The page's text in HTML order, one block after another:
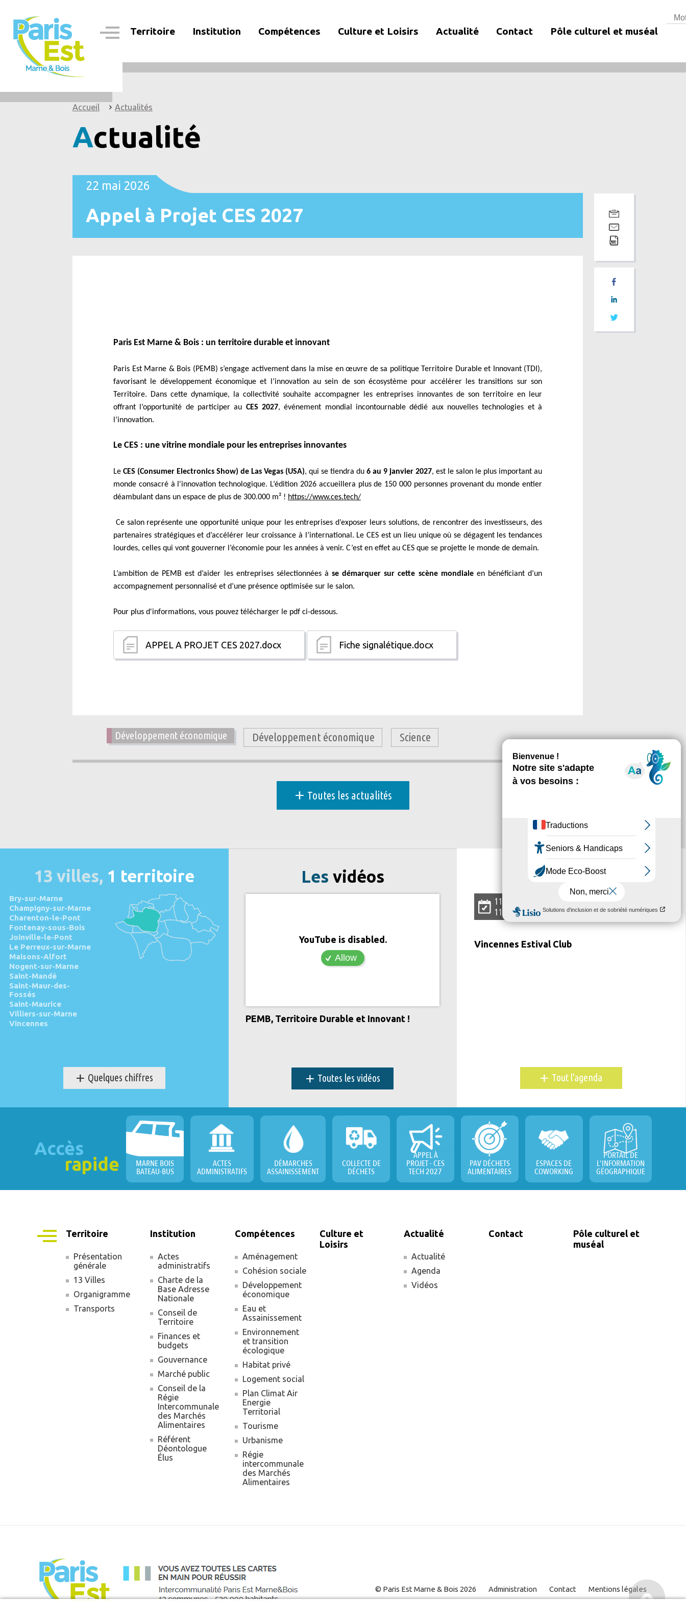
contenu
principal
Navigation
Territoire Institution Compétences Culture et Loisirs Actualité Contact Pôle culturel et muséal
Accueil Actualités
Actualité
22 mai 2026
Appel à Projet CES 2027
Paris Est Marne & Bois : un territoire durable et innovant
Paris Est Marne & Bois (PEMB) s’engage activement dans la mise en œuvre de sa politique Territoire Durable et Innovant (TDI),
favorisant le développement économique et l’innovation au sein de son écosystème pour accélérer les transitions sur son
Territoire. Dans cette dynamique, la collectivité souhaite accompagner les entreprises innovantes de son territoire en leur
offrant l’opportunité de participer au CES 2027, événement mondial incontournable dédié aux nouvelles technologies et à
l’innovation.
Le CES : une vitrine mondiale pour les entreprises innovantes
Le CES (Consumer Electronics Show) de Las Vegas (USA), qui se tiendra du 6 au 9 janvier 2027, est le salon le plus important au
monde consacré à l'innovation technologique. L’édition 2026 accueillera plus de 150 000 personnes provenant du monde entier
déambulant dans un espace de plus de 300.000 m² ! https://www.ces.tech/
Ce salon représente une opportunité unique pour les entreprises d’exposer leurs solutions, de rencontrer des investisseurs, des
partenaires stratégiques et d’accélérer leur croissance à l’international. Le CES est un lieu unique où se dégagent les tendances
lourdes, celles qui vont gouverner l’économie pour les années à venir. C’est en effet au CES que se projette le monde de demain.
L’ambition de PEMB est d’aider les entreprises sélectionnées àse démarquer sur cette scène mondialeen bénéficiant d’un
accompagnement personnalisé et d’une présence optimisée sur le salon.
Pour plus d'informations, vous pouvez télécharger le pdf ci-dessous.
APPEL A PROJET CES 2027.docx Fiche signalétique.docx
Développement économique Développement économique Science
+ Toutes les actualités
13 villes, 1 territoire
Bry-sur-Marne
Champigny-sur-Marne
Charenton-le-Pont
Fontenay-sous-Bois
Joinville-le-Pont
Le Perreux-sur-Marne
Maisons-Alfort
Nogent-sur-Marne
Saint-Mandé
Saint-Maur-des-
Fossés
Saint-Maurice
Villiers-sur-Marne
Vincennes
+ Quelques chiffres
Les vidéos
YouTube is disabled.
Allow
PEMB, Territoire Durable et Innovant !
+ Toutes les vidéos
L' agenda
11 07 2026
11 07 2026
Vincennes Estival Club
+ Tout l'agenda
Accès
rapide MARNE BOIS
BATEAU-BUS
ACTES
ADMINISTRATIFS
DÉMARCHES
ASSAINISSEMENT
COLLECTE DE
DÉCHETS
APPEL À
PROJET - CES
TECH 2027
PAV DÉCHETS
ALIMENTAIRES
ESPACES DE
COWORKING
PORTAIL DE
L'INFORMATION
GÉOGRAPHIQUE
Navigation
principale
Territoire
Présentation
générale
13 Villes
Organigramme
Transports
Institution
Actes
administratifs
Charte de la
Base Adresse
Nationale
Conseil de
Territoire
Finances et
budgets
Gouvernance
Marché public
Conseil de la
Régie
Intercommunale
des Marchés
Alimentaires
Référent
Déontologue
Élus
Compétences
Aménagement
Cohésion sociale
Développement
économique
Eau et
Assainissement
Environnement
et transition
écologique
Habitat privé
Logement social
Plan Climat Air
Energie
Territorial
Tourisme
Urbanisme
Régie
intercommunale
des Marchés
Alimentaires
Culture et
Loisirs
Actualité
Actualité
Agenda
Vidéos
Contact
Pôle culturel et
muséal
© Paris Est Marne & Bois 2026 Administration Contact Mentions légales